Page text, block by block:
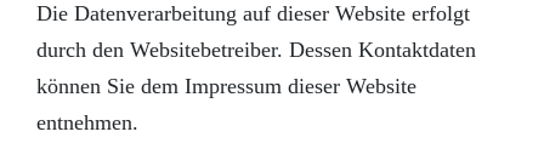
Die Datenverarbeitung auf dieser Website erfolgt
durch den Websitebetreiber. Dessen Kontaktdaten
können Sie dem Impressum dieser Website
entnehmen.